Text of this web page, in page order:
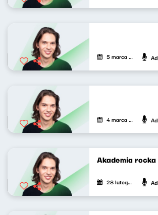
5 marca 2023
4 marca 2023
Akademia
28 lutego 2023